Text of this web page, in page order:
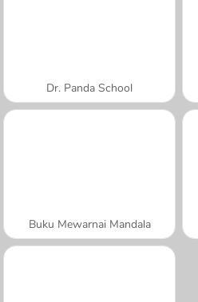
Dr. Panda School
Buku Mewarnai Mandala